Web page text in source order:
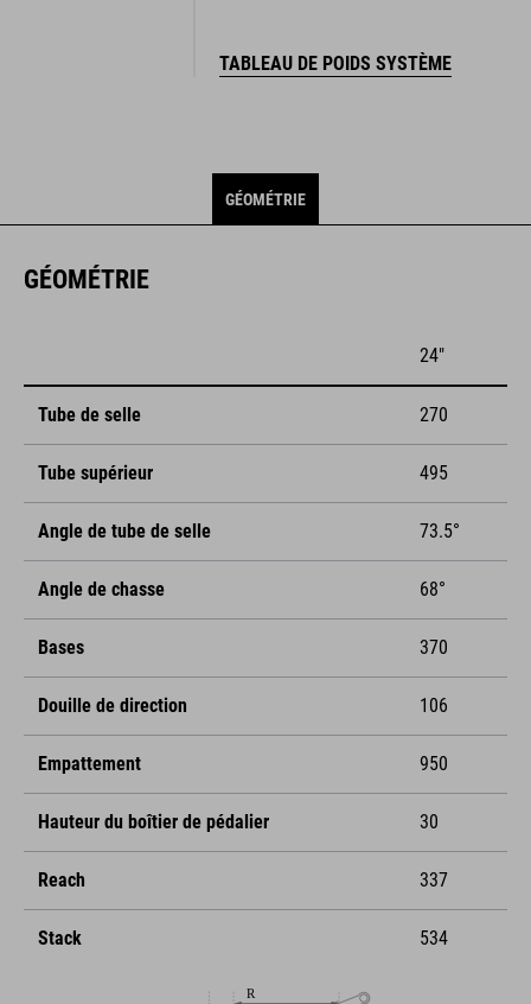
TABLEAU DE POIDS SYSTÈME
GÉOMÉTRIE
GÉOMÉTRIE
24"
Tube de selle 270
Tube supérieur 495
Angle de tube de selle 73.5°
Angle de chasse 68°
Bases 370
Douille de direction 106
Empattement 950
Hauteur du boîtier de pédalier 30
Reach 337
Stack 534